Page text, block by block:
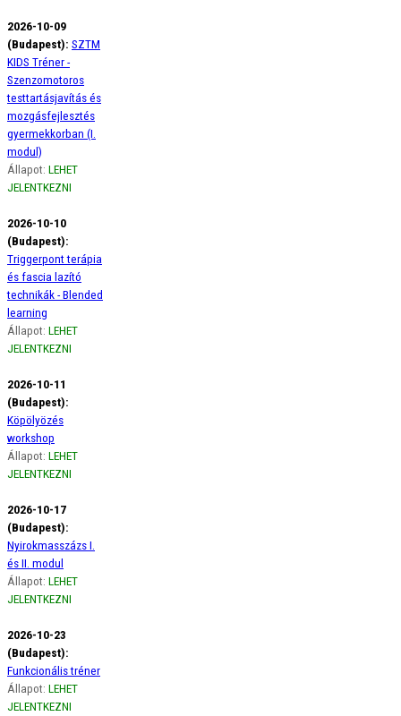
2026-10-09
(Budapest): SZTM
KIDS Tréner -
Szenzomotoros
testtartásjavítás és
mozgásfejlesztés
gyermekkorban (I.
modul)
Állapot: LEHET
JELENTKEZNI
2026-10-10
(Budapest):
Triggerpont terápia
és fascia lazító
technikák - Blended
learning
Állapot: LEHET
JELENTKEZNI
2026-10-11
(Budapest):
Köpölyözés
workshop
Állapot: LEHET
JELENTKEZNI
2026-10-17
(Budapest):
Nyirokmasszázs I.
és II. modul
Állapot: LEHET
JELENTKEZNI
2026-10-23
(Budapest):
Funkcionális tréner
Állapot: LEHET
JELENTKEZNI